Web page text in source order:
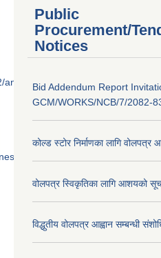
files/
Public
Procurement/
Notices
Bid Addendum Report
GCM/WORKS/NCB/7/2082-
कोल्ड स्टोर निर्माणका लागि वोलपत्र
वोलपत्र स्विकृतिका लागि आशयको
विद्धुतीय वोलपत्र आह्वान सम्बन्धी